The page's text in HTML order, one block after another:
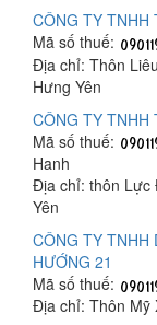
CÔNG TY TNHH
Mã số thuế:
Địa chỉ: Thôn
Hưng Yên
CÔNG TY TNHH
Mã số thuế:
Hanh
Địa chỉ: thôn Lực
Yên
CÔNG TY TNHH
HƯỚNG 21
Mã số thuế:
Địa chỉ: Thôn Mỹ